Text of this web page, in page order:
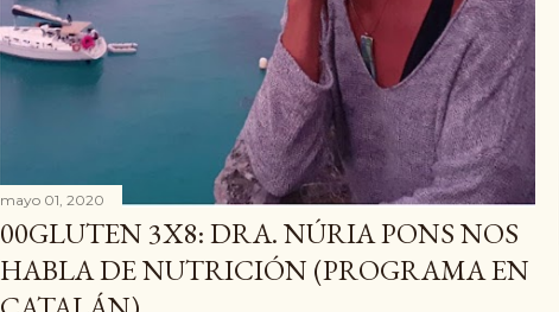
mayo 01, 2020
00GLUTEN 3X8: DRA. NÚRIA PONS NOS
HABLA DE NUTRICIÓN (PROGRAMA EN